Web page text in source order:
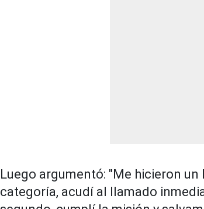
Luego argumentó: "Me hicieron
categoría, acudí al llamado